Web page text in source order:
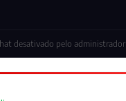
desativado pelo administrador